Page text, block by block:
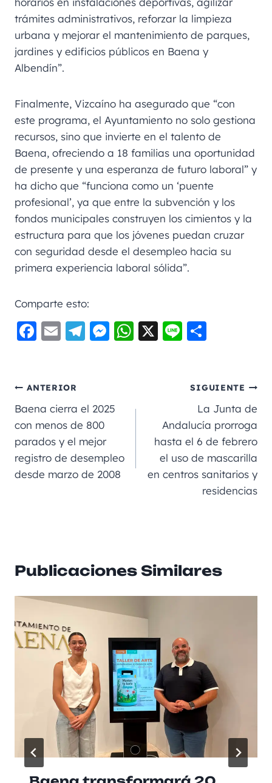
trámites administrativos, reforzar la limpieza
urbana y mejorar el mantenimiento de parques,
jardines y edificios públicos en Baena y
Albendín”.
Finalmente, Vizcaíno ha asegurado que “con
este programa, el Ayuntamiento no solo gestiona
recursos, sino que invierte en el talento de
Baena, ofreciendo a 18 familias una oportunidad
de presente y una esperanza de futuro laboral” y
ha dicho que “funciona como un ‘puente
profesional’, ya que entre la subvención y los
fondos municipales construyen los cimientos y la
estructura para que los jóvenes puedan cruzar
con seguridad desde el desempleo hacia su
primera experiencia laboral sólida”.
Comparte esto:
F
e
b
o
o
k
E
l
Te
m
M
n
er
W
A
X
Li
p
a
rt
ir
ANTERIOR
Baena cierra el 2025
con menos de 800
parados y el mejor
registro de desempleo
desde marzo de 2008
SIGUIENTE
La Junta de
Andalucía prorroga
hasta el 6 de febrero
el uso de mascarilla
en centros sanitarios y
residencias
Publicaciones Similares